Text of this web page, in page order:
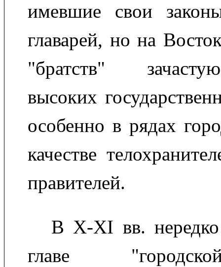
имевшие свои
главарей, но на
"братств"
высоких
особенно в рядах
качестве
правителей.
В X-XI вв.
главе